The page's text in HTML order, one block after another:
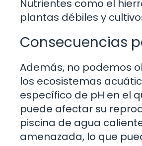
Nutrientes como el
plantas débiles y
Consecuencias
Además, no podemos
los ecosistemas
específico de pH en el
puede afectar su
piscina de agua
amenazada, lo que